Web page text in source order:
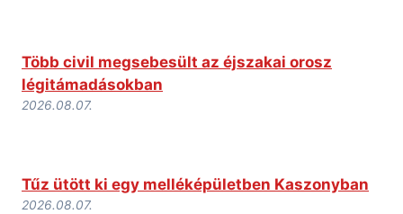
Több civil megsebesült az éjszakai orosz
légitámadásokban
2026.08.07.
Tűz ütött ki egy melléképületben Kaszonyban
2026.08.07.